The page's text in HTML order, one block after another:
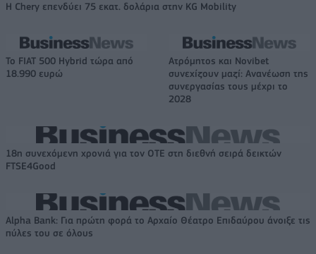
Η Chery επενδύει 75 εκατ. δολάρια στην KG Mobility
Το FIAT 500 Hybrid τώρα από
18.990 ευρώ
Ατρόμητος και Novibet
συνεχίζουν μαζί: Ανανέωση της
συνεργασίας τους μέχρι το
2028
18η συνεχόμενη χρονιά για τον ΟΤΕ στη διεθνή σειρά δεικτών
FTSE4Good
Alpha Bank: Για πρώτη φορά το Αρχαίο Θέατρο Επιδαύρου άνοιξε τις
πύλες του σε όλους